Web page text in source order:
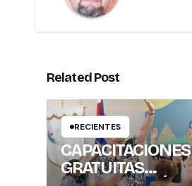
Related Post
RECIENTES
CAPACITACIONES
GRATUITAS